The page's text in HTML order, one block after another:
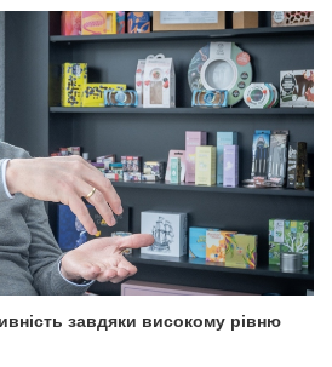
завдяки високому рівню